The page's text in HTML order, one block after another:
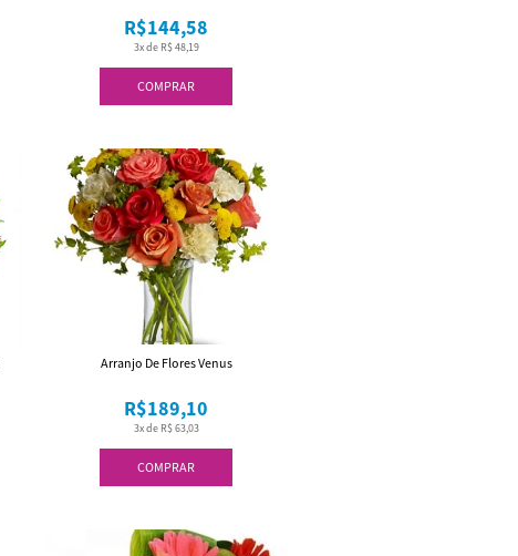
COMPRAR
3x de R$ 48,19
R$144,58
COMPRAR
3x de R$ 63,03
R$189,10
Arranjo De Flores Venus